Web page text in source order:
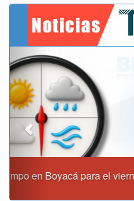
“Tunja nos ha dado
Previous